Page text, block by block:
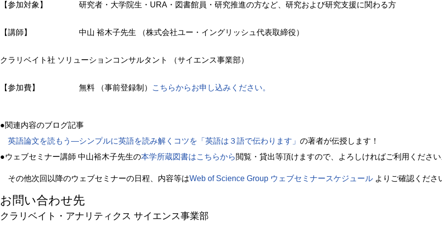
【参加対象】 研究者・大学院生・URA・図書館員・研究推進の方など、研究および研究支援に関わる方
【講師】 中山 裕木子先生 （株式会社ユー・イングリッシュ代表取締役）
クラリベイト社 ソリューションコンサルタント （サイエンス事業部）
【参加費】 無料 （事前登録制） こちらからお申し込みください。
●関連内容のブログ記事
英語論文を読もう―シンプルに英語を読み解くコツを「英語は３語で伝わります」 の著者が伝授します！
●ウェブセミナー講師 中山裕木子先生の本学所蔵図書はこちらから閲覧・貸出等頂けますので、よろしければご利用くださ
その他次回以降のウェブセミナーの日程、内容等はWeb of Science Group ウェブセミナースケジュール よりご確認くださ
お問い合わせ先
クラリベイト・アナリティクス サイエンス事業部